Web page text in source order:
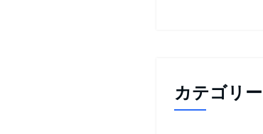
カテゴリー